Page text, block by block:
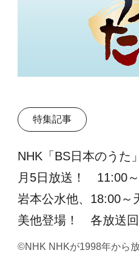
特集記事
NHK「BS日本のうた
月5日放送！ 11:00～
岩本公水他、18:00～
美他登場！ 各放送
©NHK NHKが1998年から